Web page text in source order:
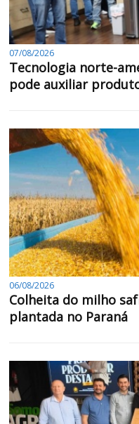
07/08/2026
Tecnologia norte-
pode auxiliar
06/08/2026
Colheita do milho
plantada no Paraná